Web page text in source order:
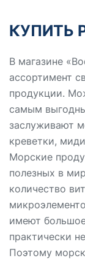
КУПИТЬ
В магазине
ассортимент
продукции.
самым
заслуживают
креветки,
Морские
полезных в
количество
имеют
практически
Поэтому